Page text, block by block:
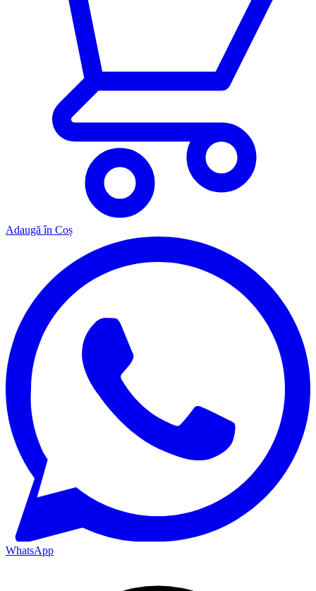
Adaugă în Coș
WhatsApp